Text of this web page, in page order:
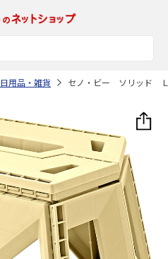
日用品・雑貨 セノ・ビー ソリッド